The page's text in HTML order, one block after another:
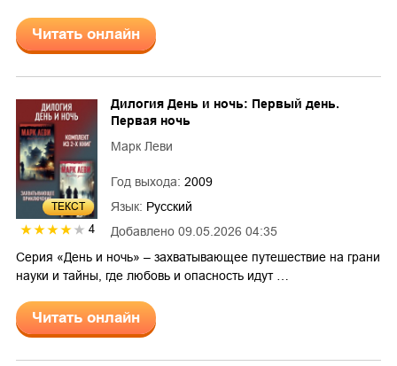
Читать онлайн
ТЕКСТ
4 Добавлено 09.05.2026 04:35
Дилогия День и ночь: Первый день.
Первая ночь
Марк Леви
Год выхода: 2009
Язык: Русский
Серия «День и ночь» – захватывающее путешествие на грани
науки и тайны, где любовь и опасность идут …
Читать онлайн